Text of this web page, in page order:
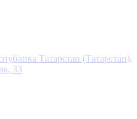
Татарстан (Татарстан),
33